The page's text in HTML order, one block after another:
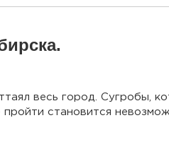
весь город. Сугробы,
становится